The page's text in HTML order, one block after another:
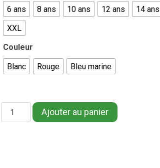
6 ans 8 ans 10 ans 12 ans 14 ans
XXL
Couleur
Blanc Rouge Bleu marine
quantité
de
Ajouter au panier